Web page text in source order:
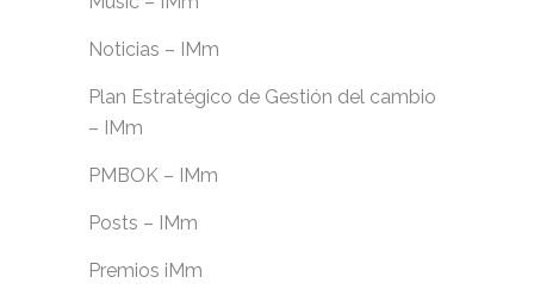
Noticias – IMm
Plan Estratégico de Gestión del cambio
– IMm
PMBOK – IMm
Posts – IMm
Premios iMm